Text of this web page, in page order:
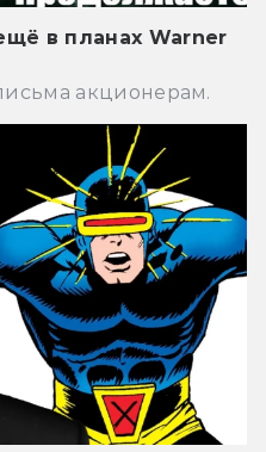
в планах Warner
акционерам.